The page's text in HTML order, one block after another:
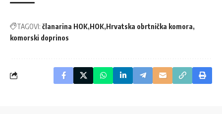
TAGOVI: članarina HOK HOK Hrvatska obrtnička komora
komorski doprinos